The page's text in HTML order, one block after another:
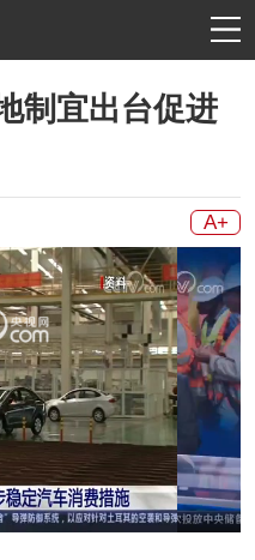
制宜出台促进
A+
请稍后再试